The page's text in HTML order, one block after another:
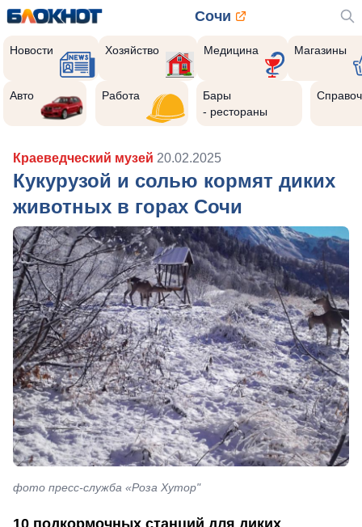
Сочи
Новости Хозяйство Медицина Магазины
Авто Работа
Бары
- рестораны
Краеведческий музей 20.02.2025
Кукурузой и солью кормят диких
животных в горах Сочи
фото пресс-служба «Роза Хутор"
10 подкормочных станций для диких